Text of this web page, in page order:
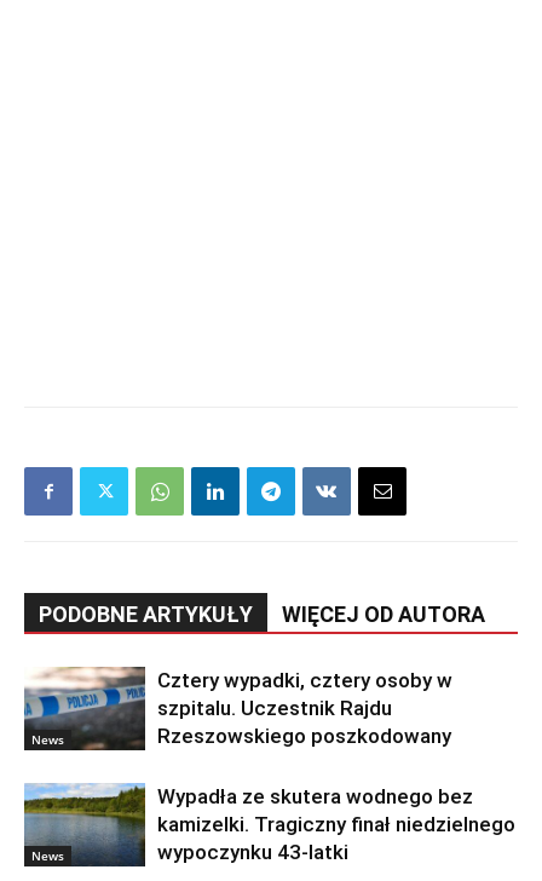
PODOBNE ARTYKUŁY WIĘCEJ OD AUTORA
News
Cztery wypadki, cztery osoby w
szpitalu. Uczestnik Rajdu
Rzeszowskiego poszkodowany
News
Wypadła ze skutera wodnego bez
kamizelki. Tragiczny finał niedzielnego
wypoczynku 43-latki